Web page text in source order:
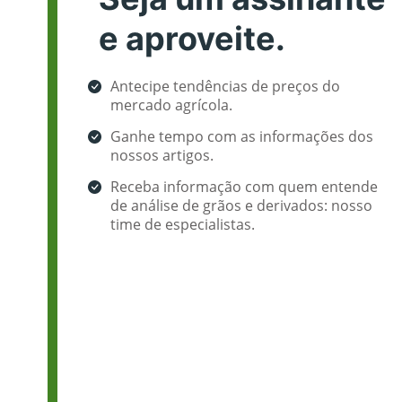
e aproveite.
Antecipe tendências de preços do
mercado agrícola.
Ganhe tempo com as informações dos
nossos artigos.
Receba informação com quem entende
de análise de grãos e derivados: nosso
time de especialistas.